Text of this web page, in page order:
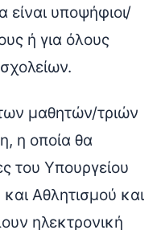
είναι υποψήφιοι/
ή για όλους
μαθητών/τριών
η οποία θα
του Υπουργείου
Αθλητισμού και
ηλεκτρονική